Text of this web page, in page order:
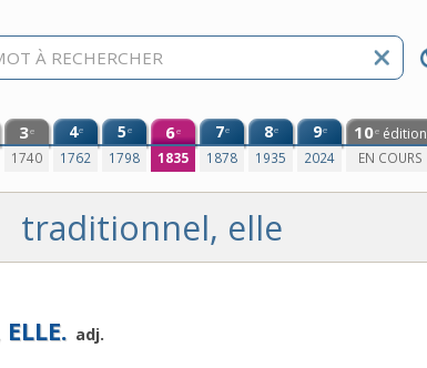
3e
1740
4e
1762
5e
1798
6e
1835
7e
1878
8e
1935
9e
2024
10e édition
EN COURS
traditionnel, elle
adj.